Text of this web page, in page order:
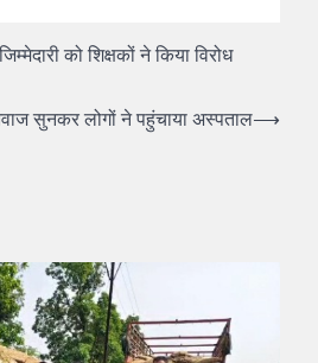
को शिक्षकों ने किया विरोध
सुनकर लोगों ने पहुंचाया अस्पताल⟶